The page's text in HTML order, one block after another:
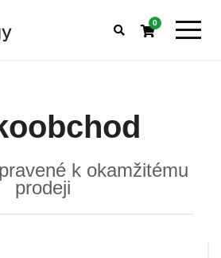
0
k okamžitému
prodeji